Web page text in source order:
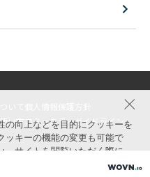
い方 コミュニティガイドライン
All Rights Reserved.
の向上などを目的にクッキーを
ッキーの機能の変更も可能で
。サイトを閲覧いただく際に
があります。